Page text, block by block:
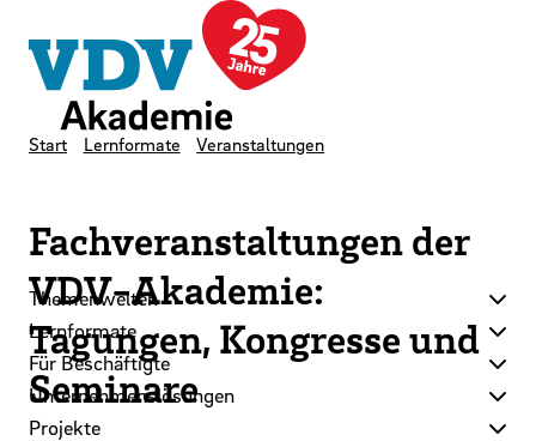
Zum Hauptinhalt der Seite springen
Zur Startseite navigieren
Themenwelten
Lernformate
Für Beschäftigte
Unternehmenslösungen
Projekte
Start Lernformate Veranstaltungen
Fachveranstaltungen der
VDV-Akademie:
Tagungen, Kongresse und
Seminare